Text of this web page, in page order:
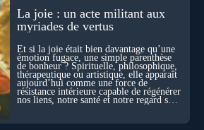
La joie : un acte militant aux
myriades de vertus
Et si la joie était bien davantage qu’une
émotion fugace, une simple parenthèse
de bonheur ? Spirituelle, philosophique,
thérapeutique ou artistique, elle apparaît
aujourd’hui comme une force de
résistance intérieure capable de régénérer
nos liens, notre santé et notre regard sur
le monde.